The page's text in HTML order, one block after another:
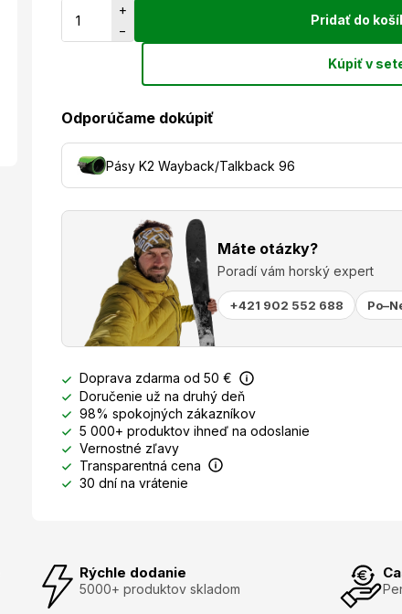
+
−
Pridať do
Kúpiť v
Odporúčame dokúpiť
Pásy K2 Wayback/Talkback 96
Máte otázky?
Poradí vám horský expert
+421 902 552 688
Doprava zdarma od 50 €
Doručenie už na druhý deň
98% spokojných zákazníkov
5 000+ produktov ihneď na odoslanie
Vernostné zľavy
Transparentná cena
30 dní na vrátenie
Rýchle dodanie
5000+ produktov skladom